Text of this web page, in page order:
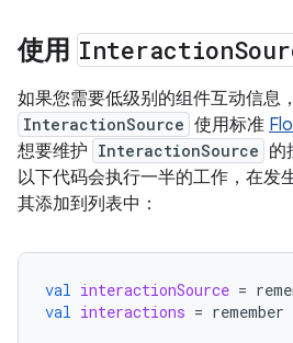
使用 Interaction
如果您需要低级别的组件互动信息
InteractionSource 使用标准
想要维护 InteractionSource 的
以下代码会执行一半的工作，在发
其添加到列表中：
val interactionSource =
val interactions = remember